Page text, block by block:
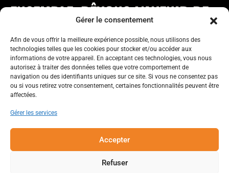
Gérer le consentement
Afin de vous offrir la meilleure expérience possible, nous utilisons des
technologies telles que les cookies pour stocker et/ou accéder aux
informations de votre appareil. En acceptant ces technologies, vous nous
autorisez à traiter des données telles que votre comportement de
navigation ou des identifiants uniques sur ce site. Si vous ne consentez pas
ou si vous retirez votre consentement, certaines fonctionnalités peuvent être
affectées.
Gérer les services
Accepter
Refuser
ENSEMBLE, RÊVONS L’AVENIR DE
LA GASPÉSIE !
collectivitezen.gaspesie@gmail.com
À propos